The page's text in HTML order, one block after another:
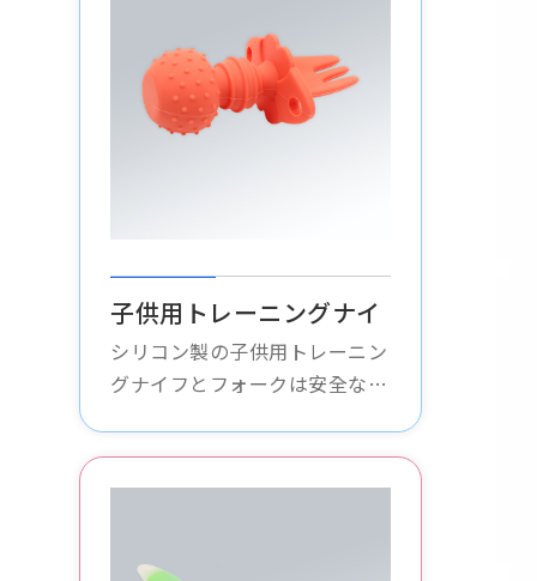
子供用トレーニングナイ
フとフォーク
シリコン製の子供用トレーニン
グナイフとフォークは安全な設
食べることを学び、手と目の協